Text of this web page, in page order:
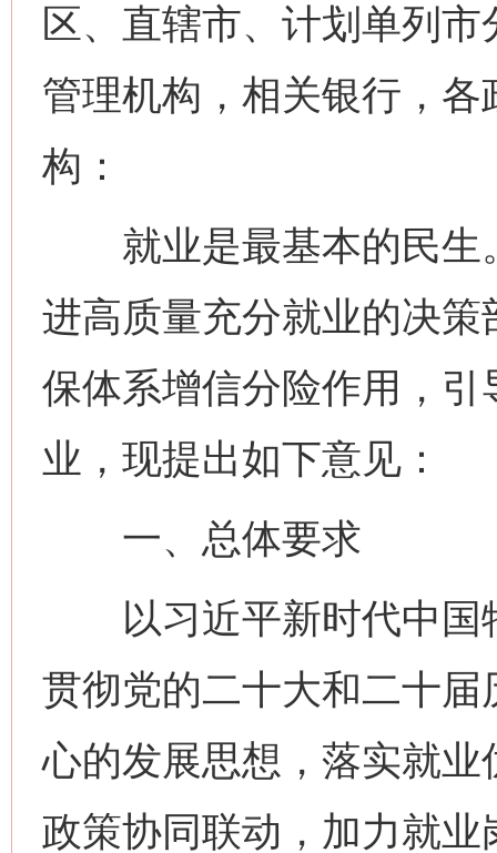
区、直辖市、计划单列
管理机构，相关银行，
构：
就业是最基本的民生
进高质量充分就业的决
保体系增信分险作用，
业，现提出如下意见：
一、总体要求
以习近平新时代中国
贯彻党的二十大和二十
心的发展思想，落实就
政策协同联动，加力就